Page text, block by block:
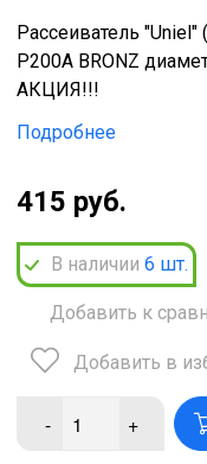
Рассеиватель
Р200А BRONZ
АКЦИЯ!!!
Подробнее
415 руб.
В наличии 6 шт.
Добавить к
Добавить в
- +